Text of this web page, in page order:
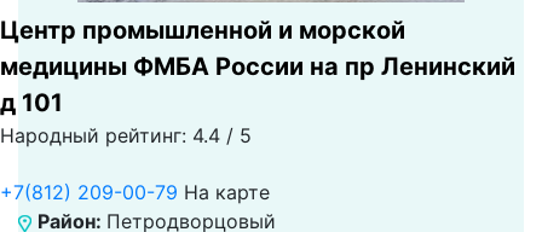
Центр промышленной и морской
медицины ФМБА России на пр Ленинский
д 101
Народный рейтинг: 4.4 / 5
+7(812) 209-00-79 На карте
Район: Петродворцовый